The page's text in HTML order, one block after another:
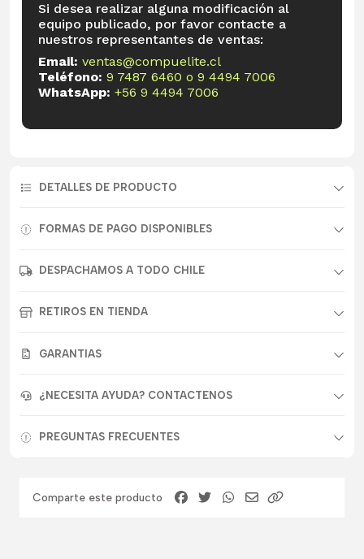
Si desea realizar alguna modificación al
equipo publicado, por favor contacte a
nuestros representantes de ventas:
Email: ventas@compuelite.cl
Teléfono: 9 7487 6460 o 9 4494 7006
WhatsApp: +56 9 4494 7006
DETALLES DE PRODUCTO
FORMAS DE PAGO DISPONIBLES
DESPACHAMOS A TODO CHILE
RETIROS EN TIENDA
GARANTIAS
¿NECESITA AYUDA? CONTACTENOS
PREGUNTAS FRECUENTES
Comparte este producto